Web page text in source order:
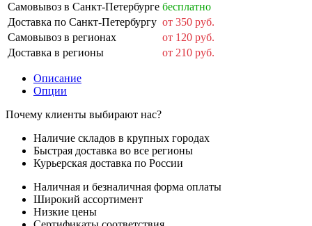
Самовывоз в Санкт-Петербурге бесплатно
Доставка по Санкт-Петербургу от 350 руб.
Самовывоз в регионах
от 120 руб.
Доставка в регионы
от 210 руб.
Описание
Опции
Почему клиенты выбирают нас?
Наличие складов в крупных городах
Быстрая доставка во все регионы
Курьерская доставка по России
Наличная и безналичная форма оплаты
Широкий ассортимент
Низкие цены